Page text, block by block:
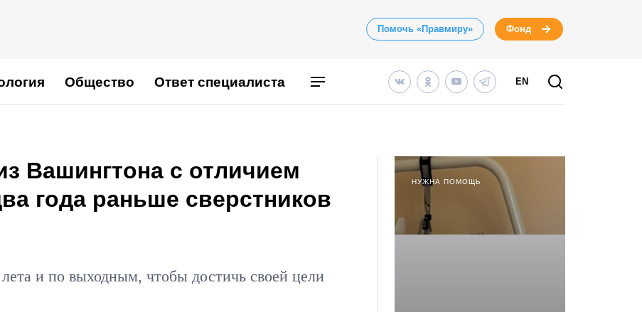
Помочь «Правмиру» Фонд
Общество Ответ специалиста EN
Вашингтона c отличием
года раньше сверстников
и по выходным, чтобы достичь своей цели
НУЖНА ПОМОЩЬ